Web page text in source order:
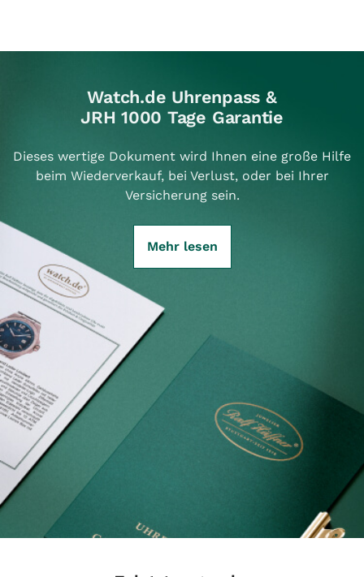
Watch.de Uhrenpass &
JRH 1000 Tage Garantie
Dieses wertige Dokument wird Ihnen eine große Hilfe
beim Wiederverkauf, bei Verlust, oder bei Ihrer
Versicherung sein.
Mehr lesen